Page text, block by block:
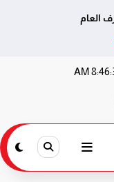
العام
8:46:31